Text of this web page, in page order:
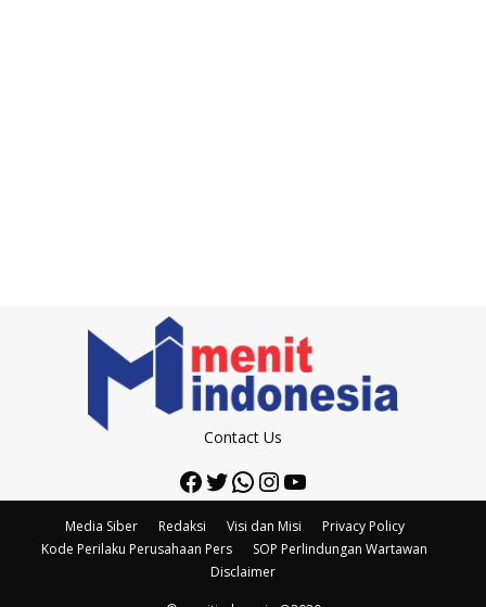
Contact Us
Facebook
Twitter
WhatsApp
Instagram
YouTube
Media Siber Redaksi Visi dan Misi
Privacy Policy
Kode Perilaku Perusahaan Pers
SOP Perlindungan Wartawan
Disclaimer